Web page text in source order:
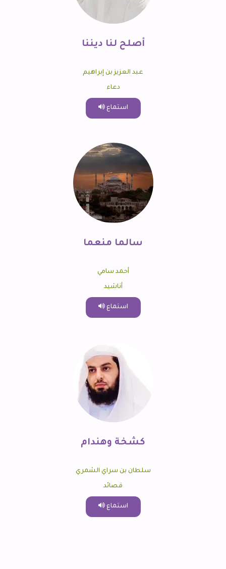
أصلح لنا ديننا
عبد العزيز بن إبراهيم
دعاء
استماع
سالما منعما
أحمد سامي
أناشيد
استماع
كشخة وهندام
سلطان بن سراي الشمري
قصائد
استماع